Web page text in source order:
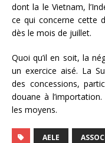
dont la le Vietnam,
ce qui concerne cette
dès le mois de juillet.
Quoi qu’il en soit, la
un exercice aisé. La
des concessions,
douane à
les moyens.
AELE